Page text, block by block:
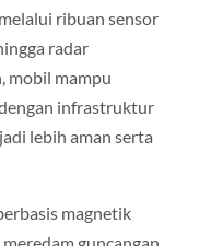
ribuan sensor
radar
mobil mampu
infrastruktur
lebih aman serta
magnetik